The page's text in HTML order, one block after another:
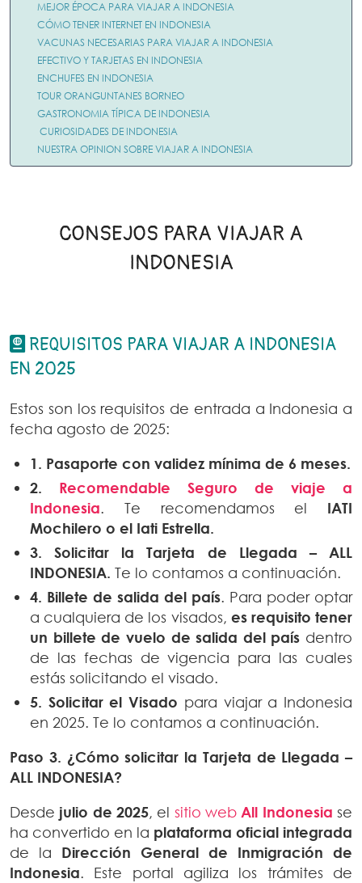
MEJOR ÉPOCA PARA VIAJAR A INDONESIA
CÓMO TENER INTERNET EN INDONESIA
VACUNAS NECESARIAS PARA VIAJAR A INDONESIA
EFECTIVO Y TARJETAS EN INDONESIA
ENCHUFES EN INDONESIA
TOUR ORANGUNTANES BORNEO
GASTRONOMIA TÍPICA DE INDONESIA
CURIOSIDADES DE INDONESIA
NUESTRA OPINION SOBRE VIAJAR A INDONESIA
CONSEJOS PARA VIAJAR A
INDONESIA
REQUISITOS PARA VIAJAR A INDONESIA
EN 2025
Estos son los requisitos de entrada a Indonesia a
fecha agosto de 2025:
1. Pasaporte con validez mínima de 6 meses.
2. Recomendable Seguro de viaje a
Indonesia. Te recomendamos el IATI
Mochilero o el Iati Estrella.
3. Solicitar laTarjeta de Llegada – ALL
INDONESIA. Te lo contamos a continuación.
4. Billete de salida del país. Para poder optar
a cualquiera de los visados, es requisito tener
un billete de vuelo de salida del país dentro
de las fechas de vigencia para las cuales
estás solicitando el visado.
5. Solicitar el Visado para viajar a Indonesia
en 2025. Te lo contamos a continuación.
Paso 3. ¿Cómo solicitar la Tarjeta de Llegada –
ALL INDONESIA?
Desde julio de 2025, el sitio web All Indonesia se
ha convertido en la plataforma oficial integrada
de la Dirección General de Inmigración de
Indonesia. Este portal agiliza los trámites de